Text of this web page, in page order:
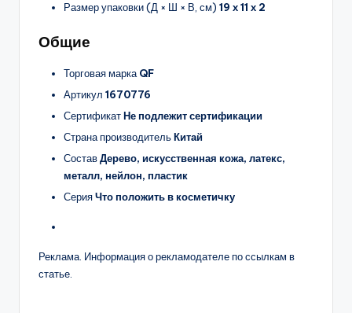
Размер упаковки (Д × Ш × В, см) 19 х 11 х 2
Общие
Торговая марка QF
Артикул 1670776
СертификатНе подлежит сертификации
Страна производительКитай
СоставДерево, искусственная кожа, латекс,
металл, нейлон, пластик
СерияЧто положить в косметичку
Реклама. Информация о рекламодателе по ссылкам в
статье.